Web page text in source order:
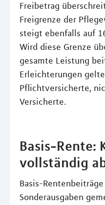
Freibetrag
Freigrenze der
steigt ebenfalls auf
Wird diese Grenze
gesamte Leistung
Erleichterungen
Pflichtversicherte,
Versicherte.
Basis-Rente:
vollständig
Basis-
Sonderausgaben